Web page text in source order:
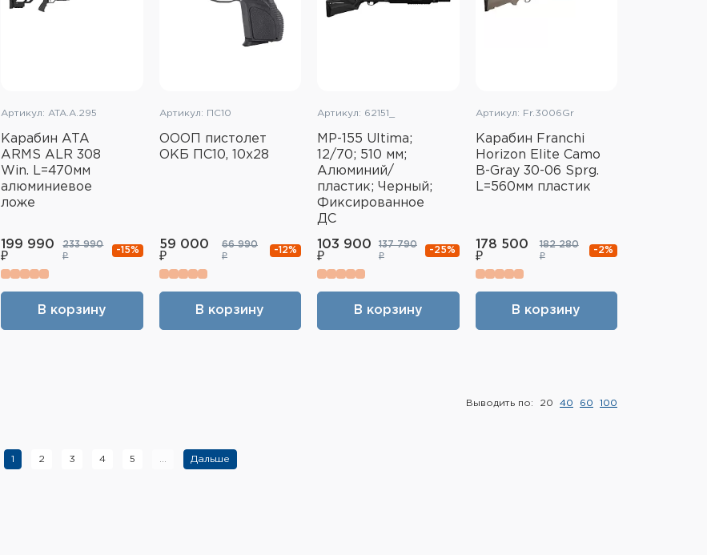
Артикул: ATA.A.295
Карабин ATA
ARMS ALR 308
Win. L=470мм
алюминиевое
ложе
199 990
₽
233 990
₽
-15%
В корзину
Артикул: ПС10
ОООП пистолет
ОКБ ПС10, 10x28
59 000
₽
66 990
₽
-12%
В корзину
Артикул: 62151_
МР-155 Ultima;
12/70; 510 мм;
Алюминий/
пластик; Черный;
Фиксированное
ДС
103 900
₽
137 790
₽
-25%
В корзину
Артикул: Fr.3006Gr
Карабин Franchi
Horizon Elite Camo
B-Gray 30-06 Sprg.
L=560мм пластик
178 500
₽
182 280
₽
-2%
В корзину
Выводить по: 20 40 60 100
1 2 3 4 5 Дальше